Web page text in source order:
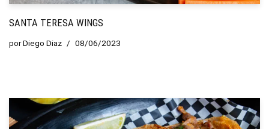
SANTA TERESA WINGS
porDiego Diaz 08/06/2023